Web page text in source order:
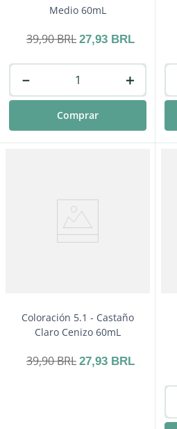
Medio 60mL
39,90BRL 27,93 BRL
＋
－
Comprar
Coloración 5.1 - Castaño
Claro Cenizo 60mL
39,90BRL 27,93 BRL